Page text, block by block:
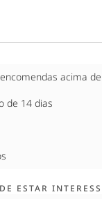
acima
de 14 dias
ESTAR